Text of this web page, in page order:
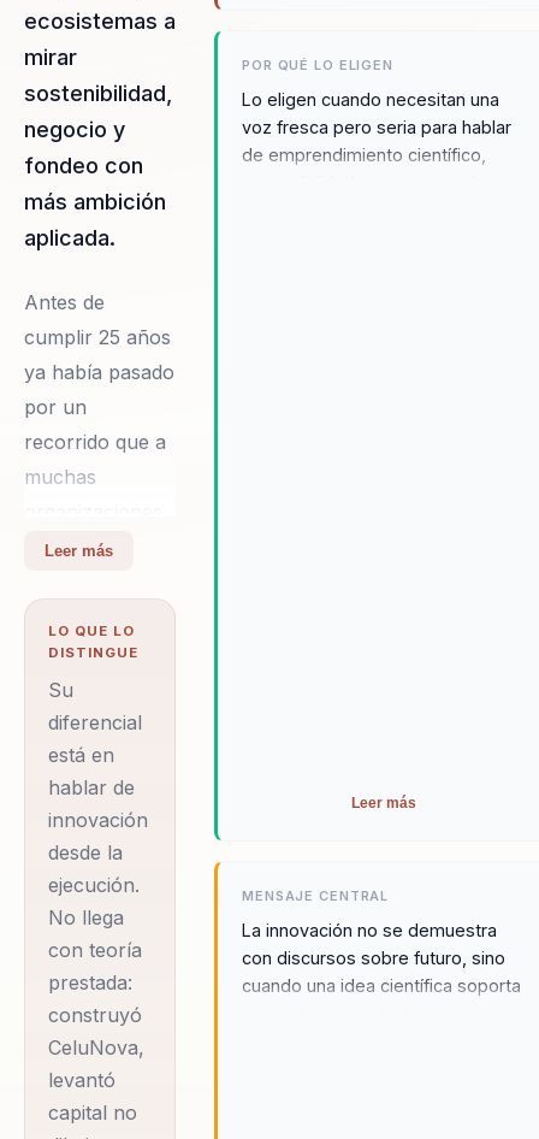
ecosistemas a
mirar
sostenibilidad,
negocio y
fondeo con
más ambición
aplicada.
Antes de
cumplir 25 años
ya había pasado
por un
recorrido que a
muchas
les toma
comprender:
investigar, fallar,
pivotar, levantar
capital, validar
con industria y
convertir una
hipótesis
científica en una
conversación de
negocio global.
Vidal Ruiz es
ingeniero en
Biotecnología,
TEDx speaker,
Leer más
LO QUE LO
DISTINGUE
Su
diferencial
está en
hablar de
innovación
desde la
ejecución.
No llega
con teoría
prestada:
construyó
CeluNova,
levantó
capital no
POR QUÉ LO ELIGEN
Lo eligen cuando necesitan una
voz fresca pero seria para hablar
de emprendimiento científico,
Leer más
MENSAJE CENTRAL
La innovación no se demuestra
con discursos sobre futuro, sino
cuando una idea científica soporta